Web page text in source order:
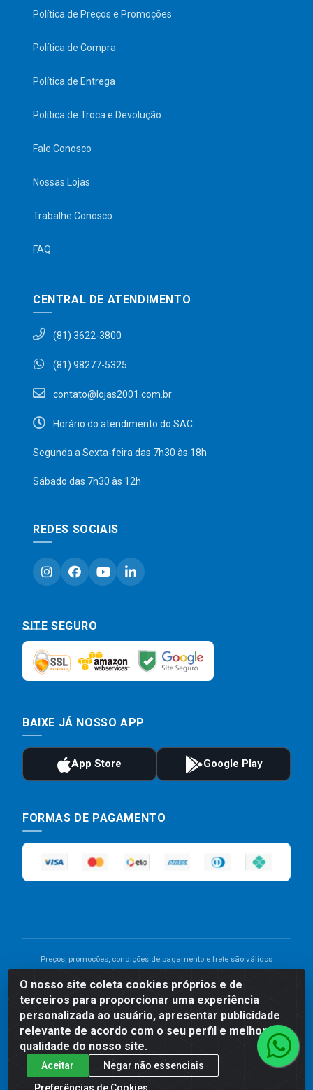
O nosso site coleta cookies próprios e de
terceiros para proporcionar uma experiência
personalizada ao usuário, apresentar publicidade
relevante de acordo com o seu perfil e melhorar a
qualidade do nosso site.
Aceitar
Negar não essenciais
Preferências de Cookies
Política de Preços e Promoções
Política de Compra
Política de Entrega
Política de Troca e Devolução
Fale Conosco
Nossas Lojas
Trabalhe Conosco
FAQ
CENTRAL DE ATENDIMENTO
(81) 3622-3800
(81) 98277-5325
contato@lojas2001.com.br
Horário do atendimento do SAC
Segunda a Sexta-feira das 7h30 às 18h
Sábado das 7h30 às 12h
REDES SOCIAIS
SITE SEGURO
BAIXE JÁ NOSSO APP
FORMAS DE PAGAMENTO
Preços, promoções, condições de pagamento e frete são válidos
divergência de preço de um produto, será válido o preço que for
exibido no carrinho de compras do site no momento do pagamento.
As vendas estão sujeitas a análise e disponibilidade do estoque.
Imagens de produtos meramente ilustrativas.
Comercial de Construção 2001 LTDA - Av. Congresso
Eucarístico, 1179 - São José, Carpina - PE - CEP: 55811-
000 - 70.220.389/0001-66